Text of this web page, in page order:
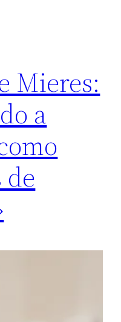
Mieres:
a